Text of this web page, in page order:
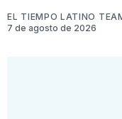
EL TIEMPO LATINO
7 de agosto de 2026